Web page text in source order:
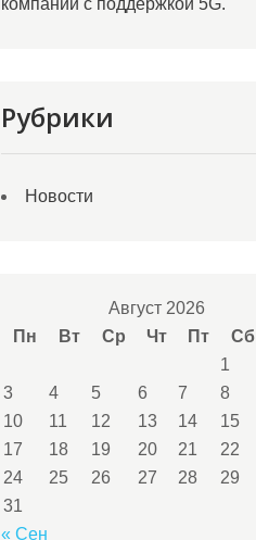
компании с поддержкой 5G.
Рубрики
Новости
Август 2026
Пн
Вт Ср Чт Пт Сб
1
3
4 5 6 7 8
10
11 12 13 14 15
17
18 19 20 21 22
24
25 26 27 28 29
31
« Сен